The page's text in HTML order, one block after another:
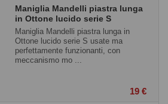
Maniglia Mandelli piastra lunga
in Ottone lucido serie S
Maniglia Mandelli piastra lunga in
Ottone lucido serie S usate ma
perfettamente funzionanti, con
meccanismo mo ...
19 €